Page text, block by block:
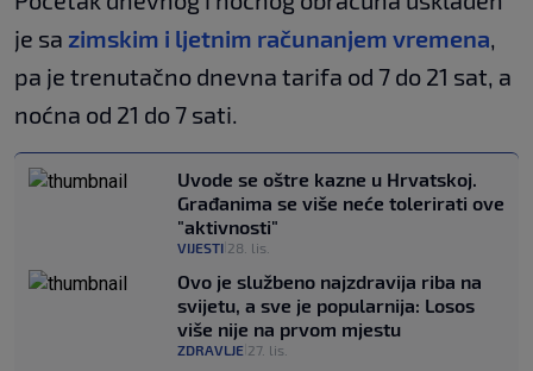
je sa zimskim i ljetnim računanjem vremena,
pa je trenutačno dnevna tarifa od 7 do 21 sat, a
noćna od 21 do 7 sati.
Uvode se oštre kazne u Hrvatskoj.
Građanima se više neće tolerirati ove
"aktivnosti"
VIJESTI 28. lis.
Ovo je službeno najzdravija riba na
svijetu, a sve je popularnija: Losos
više nije na prvom mjestu
ZDRAVLJE 27. lis.